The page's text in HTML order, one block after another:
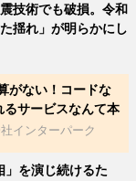
技術でも破損。令和
揺れ」が明らかにし
がない！コードな
るサービスなんて本
インターパーク
」を演じ続けるた